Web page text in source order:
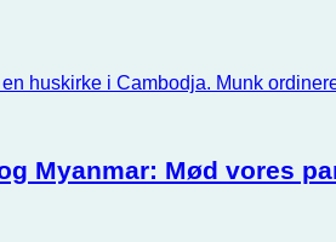
Myanmar: Mød vores